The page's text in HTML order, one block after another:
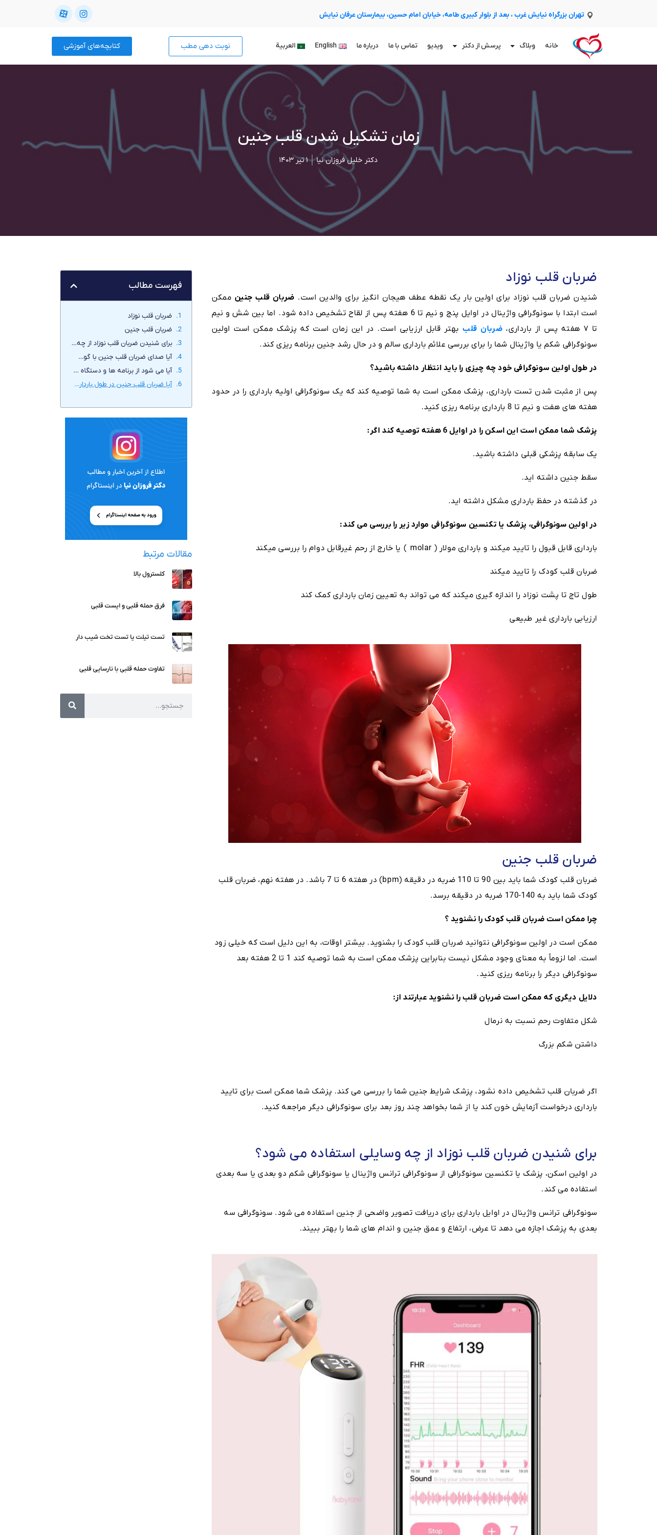
تهران بزرگراه نیایش غرب ، بعد از بلوار کبیری طامه، خیابان امام حسین، بیمارستان عرفان نیایش
خانه وبلاگ پرسش از دکتر ویدیو تماس با ما درباره ما English العربية نوبت دهی مطب کتابچه‌های آموزشی
زمان تشکیل شدن قلب جنین
دکتر خلیل فروزان نیا ۱ تیر ۱۴۰۳
ضربان قلب نوزاد
شنیدن ضربان قلب نوزاد برای اولین بار یک نقطه عطف هیجان انگیز برای والدین است. ضربان قلب جنین ممکن
است ابتدا با سونوگرافی واژینال در اوایل پنج و نیم تا 6 هفته پس از لقاح تشخیص داده شود. اما بین شش و نیم
تا ۷ هفته پس از بارداری،
ضربان قلببهتر قابل ارزیابی است. در این زمان است که پزشک ممکن است اولین
سونوگرافی شکم یا واژینال شما را برای بررسی علائم بارداری سالم و در حال رشد جنین برنامه ریزی کند.
در طول اولین سونوگرافی خود چه چیزی را باید انتظار داشته باشید؟
پس از مثبت شدن تست بارداری، پزشک ممکن است به شما توصیه کند که یک سونوگرافی اولیه بارداری را در حدود
هفته های هفت و نیم تا 8 بارداری برنامه ریزی کنید.
پزشک شما ممکن است این اسکن را در اوایل 6 هفته توصیه کند اگر:
یک سابقه پزشکی قبلی داشته باشید.
سقط جنین داشته اید.
در گذشته در حفظ بارداری مشکل داشته اید.
در اولین سونوگرافی، پزشک یا تکنسین سونوگرافی موارد زیر را بررسی می کند:
بارداری قابل قبول را تایید میکند و بارداری مولار ( molar ) یا خارج از رحم غیرقابل دوام را بررسی میکند
ضربان قلب کودک را تایید میکند
طول تاج تا پشت نوزاد را اندازه گیری میکند که می تواند به تعیین زمان بارداری کمک کند
ارزیابی بارداری غیر طبیعی
ضربان قلب جنین
ضربان قلب کودک شما باید بین 90 تا 110 ضربه در دقیقه (bpm) در هفته 6 تا 7 باشد. در هفته نهم، ضربان قلب
کودک شما باید به 140-170 ضربه در دقیقه برسد.
چرا ممکن است ضربان قلب کودک را نشنوید ؟
ممکن است در اولین سونوگرافی نتوانید ضربان قلب کودک را بشنوید. بیشتر اوقات، به این دلیل است که خیلی زود
است. اما لزوماً به معنای وجود مشکل نیست بنابراین پزشک ممکن است به شما توصیه کند 1 تا 2 هفته بعد
سونوگرافی دیگر را برنامه ریزی کنید.
دلایل دیگری که ممکن است ضربان قلب را نشنوید عبارتند از:
شکل متفاوت رحم نسبت به نرمال
داشتن شکم بزرگ
اگر ضربان قلب تشخیص داده نشود، پزشک شرایط جنین شما را بررسی می کند. پزشک شما ممکن است برای تایید
بارداری درخواست آزمایش خون کند یا از شما بخواهد چند روز بعد برای سونوگرافی دیگر مراجعه کنید.
برای شنیدن ضربان قلب نوزاد از چه وسایلی استفاده می شود؟
در اولین اسکن، پزشک یا تکنسین سونوگرافی از سونوگرافی ترانس واژینال یا سونوگرافی شکم دو بعدی یا سه بعدی
استفاده می کند.
سونوگرافی ترانس واژینال در اوایل بارداری برای دریافت تصویر واضحی از جنین استفاده می شود. سونوگرافی سه
بعدی به پزشک اجازه می دهد تا عرض، ارتفاع و عمق جنین و اندام های شما را بهتر ببیند.
فهرست مطالب
ضربان قلب نوزاد
ضربان قلب جنین
برای شنیدن ضربان قلب نوزاد از چه وسایلی استفاده می شود؟
آیا صدای ضربان قلب جنین با گوش انسان شنیده میشود؟
آیا می شود از برنامه ها و دستگاه های خانگی برای شنیدن ضربان قلب جنین استفاده کنید؟
آیا ضربان قلب جنین در طول بارداری تغییر می کند ؟
مقالات مرتبط
کلسترول بالا
فرق حمله قلبی و ایست قلبی
تست تیلت یا تست تخت شیب دار
تفاوت حمله قلبی با نارسایی قلبی